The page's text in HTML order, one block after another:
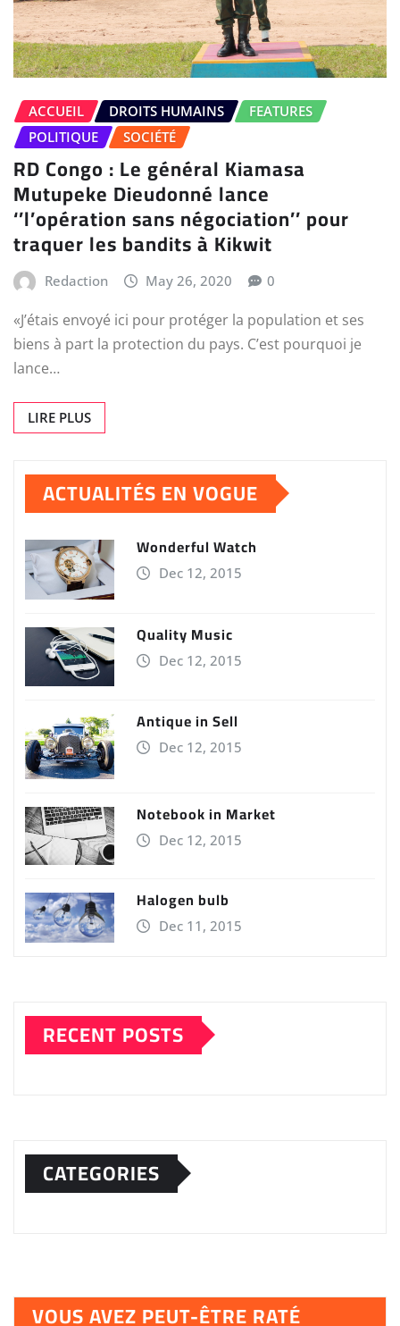
ACCUEIL DROITS HUMAINS
FEATURES
POLITIQUE
SOCIÉTÉ
RD Congo : Le général Kiamasa
Mutupeke Dieudonné lance
‘’l’opération sans négociation’’ pour
traquer les bandits à Kikwit
Redaction May 26, 2020 0
«J’étais envoyé ici pour protéger la population et ses
biens à part la protection du pays. C’est pourquoi je
lance…
LIRE PLUS
ACTUALITÉS EN VOGUE
Wonderful Watch
Dec 12, 2015
Quality Music
Dec 12, 2015
Antique in Sell
Dec 12, 2015
Notebook in Market
Dec 12, 2015
Halogen bulb
Dec 11, 2015
RECENT POSTS
CATEGORIES
VOUS AVEZ PEUT-ÊTRE RATÉ